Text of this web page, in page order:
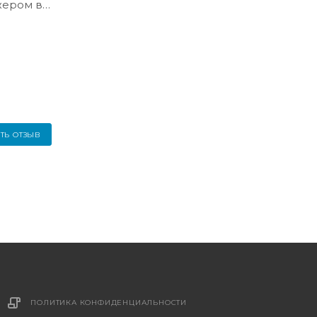
в
ОТЗЫВ
ПОЛИТИКА КОНФИДЕНЦИАЛЬНОСТИ